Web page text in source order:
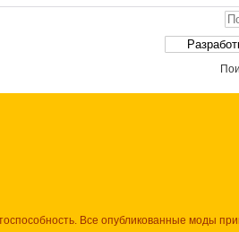
Все опубликованные моды